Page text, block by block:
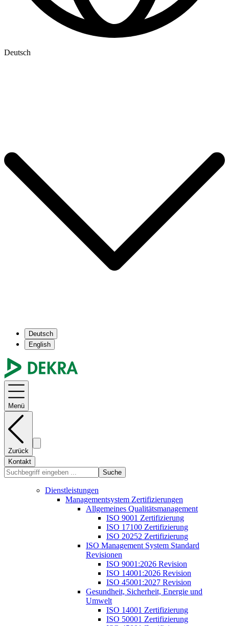
Deutsch
Deutsch
English
Menü
Zurück
Kontakt
Suche
Dienstleistungen
Managementsystem Zertifizierungen
Allgemeines Qualitätsmanagement
ISO 9001 Zertifizierung
ISO 17100 Zertifizierung
ISO 20252 Zertifizierung
ISO Management System Standard
Revisionen
ISO 9001:2026 Revision
ISO 14001:2026 Revision
ISO 45001:2027 Revision
Gesundheit, Sicherheit, Energie und
Umwelt
ISO 14001 Zertifizierung
ISO 50001 Zertifizierung